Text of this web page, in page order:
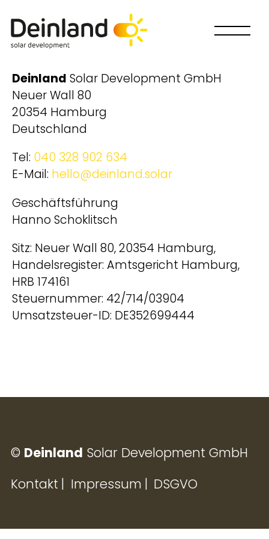
Deinland Solar Development GmbH
Neuer Wall 80
20354 Hamburg
Deutschland
Tel: 040 328 902 634
E-Mail: hello@deinland.solar
Geschäftsführung
Hanno Schoklitsch
Sitz: Neuer Wall 80, 20354 Hamburg,
Handelsregister: Amtsgericht Hamburg,
HRB 174161
Steuernummer: 42/714/03904
Umsatzsteuer-ID: DE352699444
© Deinland Solar Development GmbH
Kontakt Impressum DSGVO
Wir behandeln Deine Daten
vertraulich. Mehr dazu in unserer